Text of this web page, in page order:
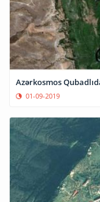
Azərkosmos
01-09-2019